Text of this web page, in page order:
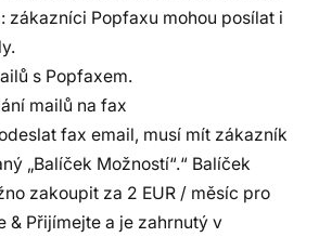
zákazníci Popfaxu mohou posílat i
s Popfaxem.
mailů na fax
fax email, musí mít zákazník
„Balíček Možností“.“ Balíček
zakoupit za 2 EUR / měsíc pro
& Přijímejte a je zahrnutý v